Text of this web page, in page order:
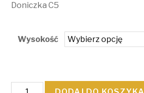
Doniczka C5
Wysokość
ilość